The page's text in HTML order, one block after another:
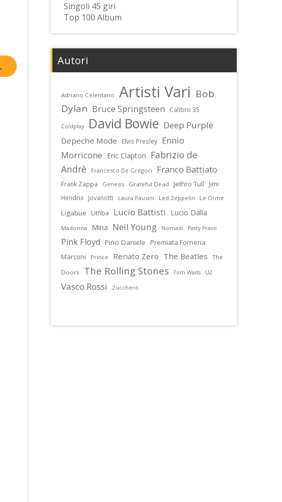
Singoli 45 giri
Top 100 Album
Autori
Adriano Celentano Artisti Vari Bob
Dylan Bruce Springsteen Calibro 35
Coldplay David Bowie Deep Purple
Depeche Mode Elvis Presley
Ennio
Morricone Eric Clapton Fabrizio de
Andrè
Francesco De Gregori Franco Battiato
Frank Zappa Genesis Grateful Dead Jethro Tull
Jimi
Hendrix
Jovanotti Laura Pausini Led Zeppelin Le Orme
Ligabue Litfiba Lucio Battisti Lucio Dalla
Madonna Mina Neil Young Nomadi Patty Pravo
Pink Floyd Pino Daniele
Premiata Forneria
Marconi
Prince Renato Zero The Beatles
The
Doors
The Rolling Stones Tom Waits U2
Vasco Rossi Zucchero